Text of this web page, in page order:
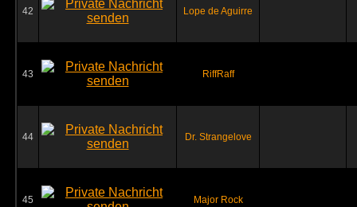
42 Lope de Aguirre
43 RiffRaff
44 Dr. Strangelove
45 Major Rock